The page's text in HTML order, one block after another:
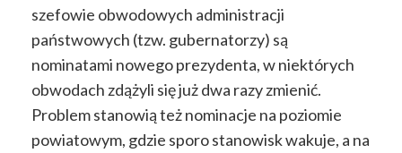
szefowie obwodowych administracji
państwowych (tzw. gubernatorzy) są
nominatami nowego prezydenta, w niektórych
obwodach zdążyli się już dwa razy zmienić.
Problem stanowią też nominacje na poziomie
powiatowym, gdzie sporo stanowisk wakuje, a na